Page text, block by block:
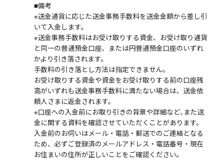
■備考
※送金通貨に応じた送金事務手数料を送金金額から差し引
いて入金します。
※送金事務手数料はお受け取りする資金、お受け取り通貨
と同一の普通預金口座、または円普通預金口座のいずれ
かより引き落されます。
手数料の引き落とし方法は指定できません。
お受け取りする資金や資金をお受け取りする前の口座残
高がいずれも送金事務手数料に満たない場合は、送金依
頼人さまに返金されます。
※口座への入金前にお取り引きの背景や詳細など､また送
金に関する資料を確認させていただくことがあります。
入金前のお伺いはメール・電話・郵送でのご連絡となる
ため、必ずご登録済のメールアドレス・電話番号・現在
お住まいの住所が正しいことをご確認ください。